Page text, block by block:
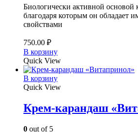
Биологически активной
благодаря которым он
свойствами
750.00 ₽
В корзину
Quick View
В корзину
Quick View
Крем-карандаш
0 out of 5